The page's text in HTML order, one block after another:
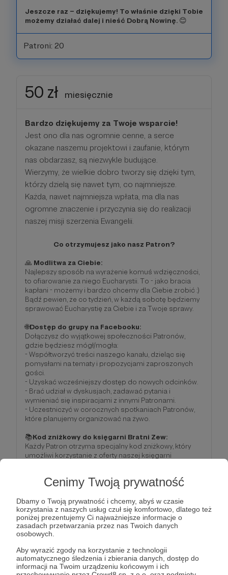
Cenimy Twoją prywatność
Dbamy o Twoją prywatność i chcemy, abyś w czasie
korzystania z naszych usług czuł się komfortowo, dlatego też
poniżej prezentujemy Ci najważniejsze informacje o
zasadach przetwarzania przez nas Twoich danych
osobowych.
Aby wyrazić zgody na korzystanie z technologii
automatycznego śledzenia i zbierania danych, dostęp do
informacji na Twoim urządzeniu końcowym i ich
Jeszcze raz – dziękujemy! To właśnie dzięki Tobie
możemy działać dalej i nieść Dobrą Nowinę. 😊
Patroni: 20
50 zł miesięcznie
Bardzo dziękujemy za Twoje wsparcie!
Jest ono dla nas ogromnie cenne, a serce
okazane naszemu projektowi i zaufanie, którym
nas obdarzasz, są niezwykle budujące.
Wierzymy, że wielkie dobro tworzy się dzięki tym,
którzy dzielą się nawet tym, co najmniejsze.
Każda, nawet najmniejsza wpłata, ma dla nas
ogromne znaczenie i przyczynia się do realizacji
naszej misji szerzenia Ewangelii.
Co otrzymujesz jako nasz Patron?
🙏 Modlitwa za Ciebie:
Najlepszy sposób na wyrażenie komuś wdzięczności,
to ofiarowanie za niego Eucharystii. To - jako bracia
kapłani - możemy i bardzo chcemy dla Ciebie zrobić :)
Bądź pewien, że co tydzień, w każdą sobotę będziemy
sprawować Eucharystię za Ciebie i za Twoje sprawy.
🌐Dostęp do grupy na Facebooku:
Dołączysz do wyjątkowej społeczności Patronów,
gdzie będziesz mógł/mogła:
- Współtworzyć treści naszego kanału, dzieląc się
pomysłami na tematy i propozycjami zaproszonych
gości.
- Uzyskać wcześniejszy dostęp do nowych odcinków.
- Brać udział w dyskusjach, zadawać pytania i
wymieniać się inspiracjami z innymi Patronami.
- Uczestniczyć w corocznych spotkaniach Patronów,
które planujemy organizować na żywo.
📚Kod zniżkowy do księgarni Bratni Zew:
Każdy Patron otrzyma specjalny kod zniżkowy, który
umożliwi korzystanie z oferty naszej księgarni
możemy działać dalej i nieść Dobrą Nowinę.😊
Patroni: 10